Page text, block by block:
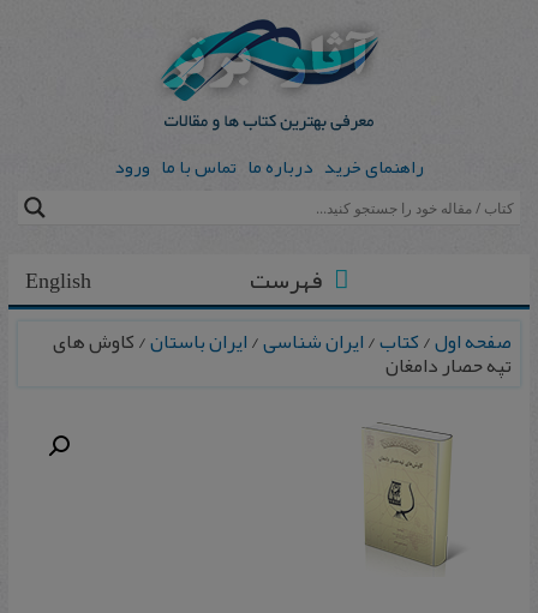
راهنمای خرید درباره ما تماس با ما ورود
English فهرست
صفحه اول/کتاب/ایران شناسی/ایران باستان/ کاوش های
تپه حصار دامغان